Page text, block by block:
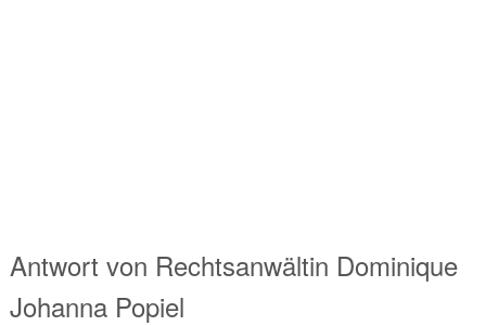
Antwort von Rechtsanwältin Dominique
Johanna Popiel